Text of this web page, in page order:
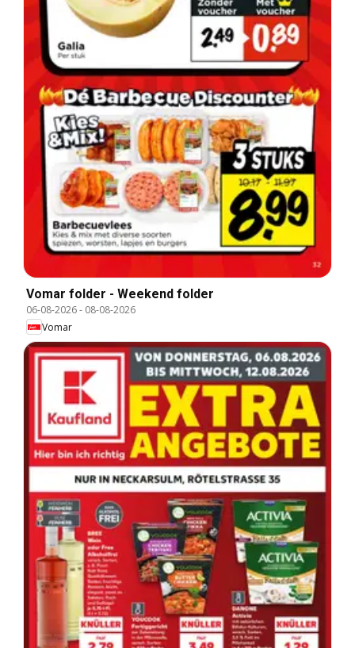
Vomar folder - Weekend folder
06-08-2026- 08-08-2026
Vomar